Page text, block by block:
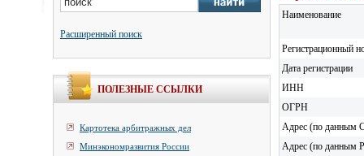
Расширенный поиск
ПОЛЕЗНЫЕ ССЫЛКИ
Картотека арбитражных дел
Минэкономразвития России
Наименование
Регистрационный
Дата регистрации
ИНН
ОГРН
Адрес (по данным
Адрес (по данным